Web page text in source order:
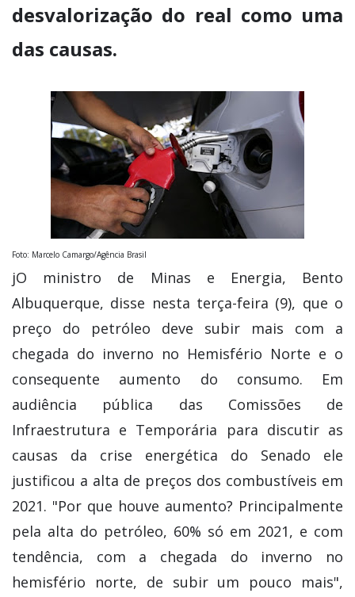
desvalorização do real como uma
das causas.
Foto: Marcelo Camargo/Agência Brasil
jO ministro de Minas e Energia, Bento
Albuquerque, disse nesta terça-feira (9), que o
preço do petróleo deve subir mais com a
chegada do inverno no Hemisfério Norte e o
consequente aumento do consumo. Em
audiência pública das Comissões de
Infraestrutura e Temporária para discutir as
causas da crise energética do Senado ele
justificou a alta de preços dos combustíveis em
2021. "Por que houve aumento? Principalmente
pela alta do petróleo, 60% só em 2021, e com
tendência, com a chegada do inverno no
hemisfério norte, de subir um pouco mais",